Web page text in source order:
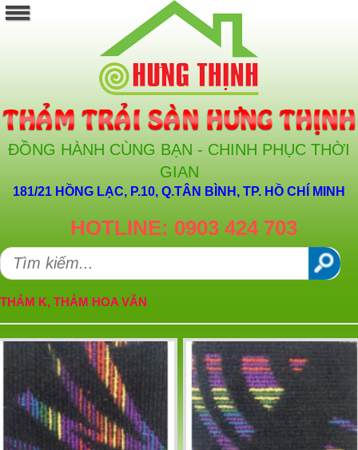
ĐỒNG HÀNH CÙNG BẠN - CHINH PHỤC THỜI
GIAN
181/21 HỒNG LẠC, P.10, Q.TÂN BÌNH, TP. HỒ CHÍ MINH
HOTLINE: 0903 424 703
THẢM K, THẢM HOA VĂN